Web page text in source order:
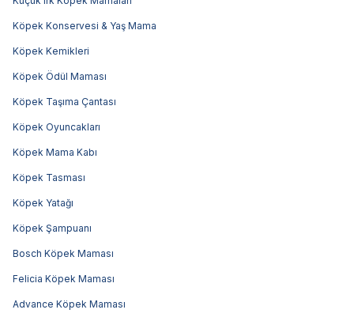
Köpek Konservesi & Yaş Mama
Köpek Kemikleri
Köpek Ödül Maması
Köpek Taşıma Çantası
Köpek Oyuncakları
Köpek Mama Kabı
Köpek Tasması
Köpek Yatağı
Köpek Şampuanı
Bosch Köpek Maması
Felicia Köpek Maması
Advance Köpek Maması